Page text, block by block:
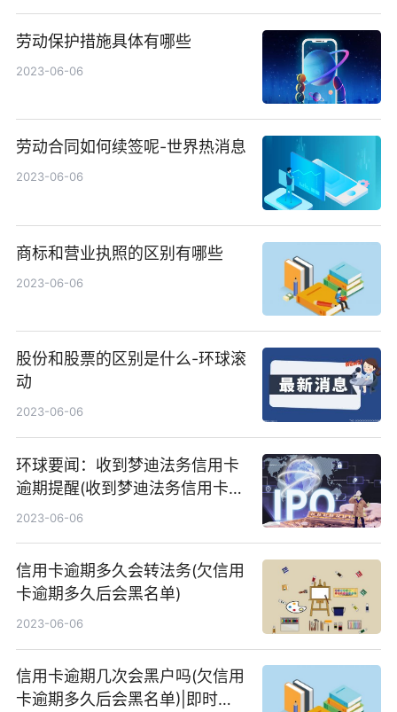
劳动保护措施具体有哪些
2023-06-06
劳动合同如何续签呢-世界热消息
2023-06-06
商标和营业执照的区别有哪些
2023-06-06
股份和股票的区别是什么-环球滚
动
2023-06-06
环球要闻：收到梦迪法务信用卡
逾期提醒(收到梦迪法务信用卡逾
期提醒)
2023-06-06
信用卡逾期多久会转法务(欠信用
卡逾期多久后会黑名单)
2023-06-06
信用卡逾期几次会黑户吗(欠信用
卡逾期多久后会黑名单)|即时焦